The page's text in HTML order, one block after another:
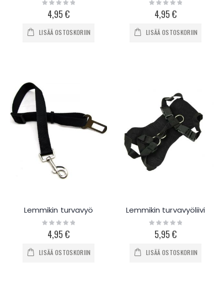
0%4,95 €
LISÄÄ OSTOSKORIIN
0%4,95 €
LISÄÄ OSTOSKORIIN
Lemmikin turvavyö
Rating:
0%4,95 €
LISÄÄ OSTOSKORIIN
Lemmikin turvavyöliivi
Rating:
0%5,95 €
LISÄÄ OSTOSKORIIN